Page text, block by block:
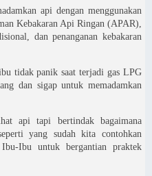
api dengan menggunakan
Kebakaran Api Ringan (APAR),
dan penanganan kebakaran
tidak panik saat terjadi gas LPG
dan sigap untuk memadamkan
api tapi bertindak bagaimana
yang sudah kita contohkan
Ibu untuk bergantian praktek